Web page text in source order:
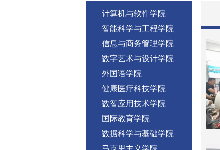
计算机与软件学院
智能科学与工程学院
信息与商务管理学院
数字艺术与设计学院
外国语学院
健康医疗科技学院
数智应用技术学院
国际教育学院
数据科学与基础学院
马克思主义学院